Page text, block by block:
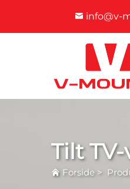
info@v-
Tilt
Forside >